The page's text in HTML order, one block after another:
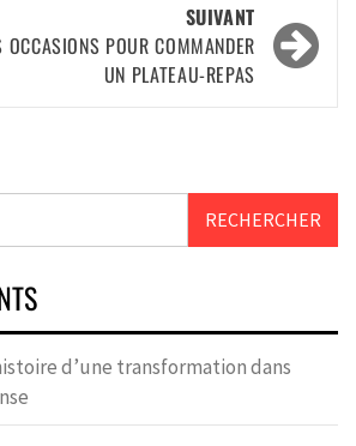
SUIVANT
OCCASIONS POUR COMMANDER
UN PLATEAU-REPAS
d’une transformation dans